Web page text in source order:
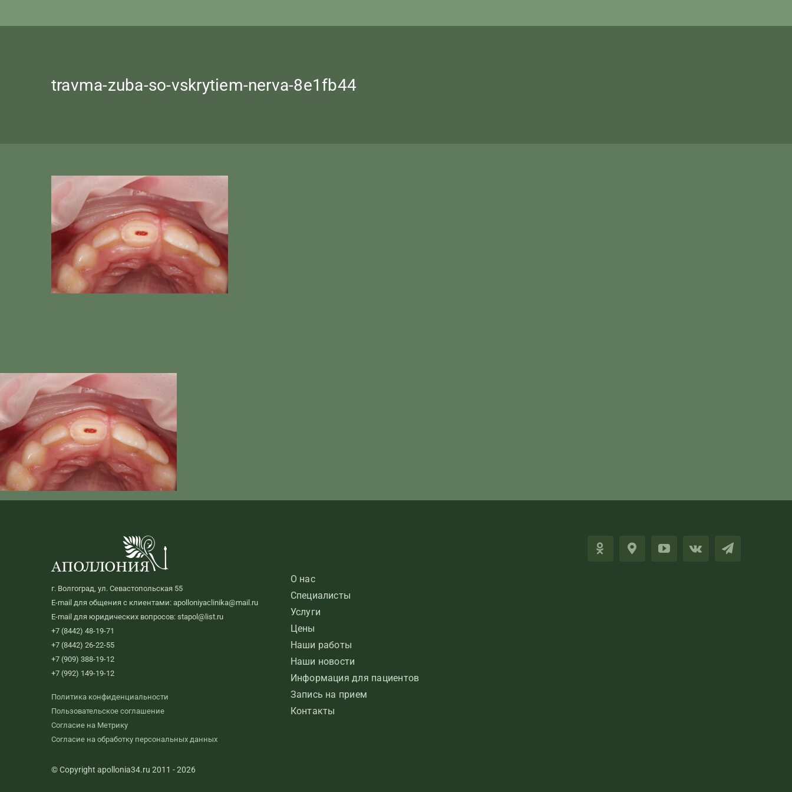
travma-zuba-so-vskrytiem-nerva-8e1fb44
г. Волгоград, ул. Севастопольская 55
E-mail для общения с клиентами: apolloniyaclinika@mail.ru
E-mail для юридических вопросов: stapol@list.ru
+7 (8442) 48-19-71
+7 (8442) 26-22-55
+7 (909) 388-19-12
+7 (992) 149-19-12
Политика конфиденциальности
Пользовательское соглашение
Согласие на Метрику
Согласие на обработку персональных данных
© Copyright apollonia34.ru 2011 - 2026
О нас
Специалисты
Услуги
Цены
Наши работы
Наши новости
Информация для пациентов
Запись на прием
Контакты